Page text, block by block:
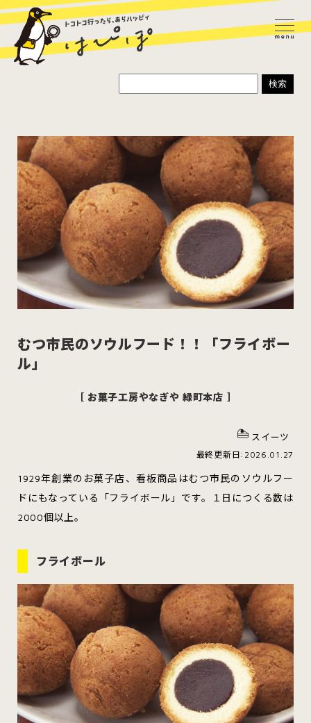
ラーメン カレー
パスタ 寿司
スイーツ ハンバーガー
すべてのカテゴリをみる
むつ市 十和田市 三沢市
八戸市
むつ市民のソウルフード！！「フライボー
ル」
［ お菓子工房やなぎや 緑町本店 ］
スイーツ
最終更新日:2026.01.27
1929年創業のお菓子店、看板商品はむつ市民のソウルフー
ドにもなっている「フライボール」です。１日につくる数は
2000個以上。
フライボール